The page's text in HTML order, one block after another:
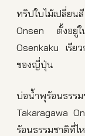
ทริปใบไม้เปลี่ย
Onsen ตั้งอยู่ใ
Osenkaku เรีย
ของญี่ปุ่น
บ่อน้ำพุร้อนธรร
Takaragawa
ร้อนธรรมชาติที่ไ